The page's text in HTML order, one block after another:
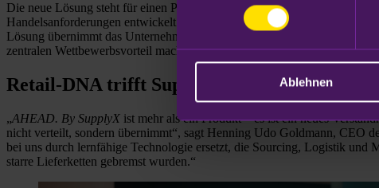
Ablehnen
Die neue Lösung steht für einen Paradigmenwechsel: weg von
Handelsanforderungen entwickelt. Als Teil der Otto Group bringt
Lösung übernimmt das Unternehmen die volle Verantwortung der
zentralen Wettbewerbsvorteil machen.
Retail-DNA trifft Supply-Chain-Expertise
„AHEAD. By SupplyX ist mehr als ein Produkt – es ist ein neues
nicht verteilt, sondern übernimmt“, sagt Henning Udo Goldmann, CEO
bei uns durch lernfähige Technologie ersetzt, die Sourcing, Logistik und
starre Lieferketten gebremst wurden.“